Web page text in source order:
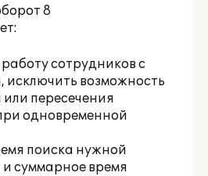
8
сотрудников с
исключить возможность
пересечения
одновременной
поиска нужной
суммарное время